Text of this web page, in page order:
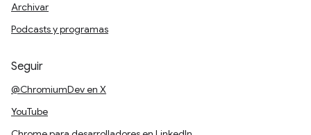
Archivar
Podcasts y programas
Seguir
@ChromiumDev en X
YouTube